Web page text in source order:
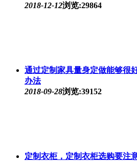
2018-12-12浏览:29864
通过定制家具量身定做能够很
办法
2018-09-28浏览:39152
定制衣柜，定制衣柜选购要注